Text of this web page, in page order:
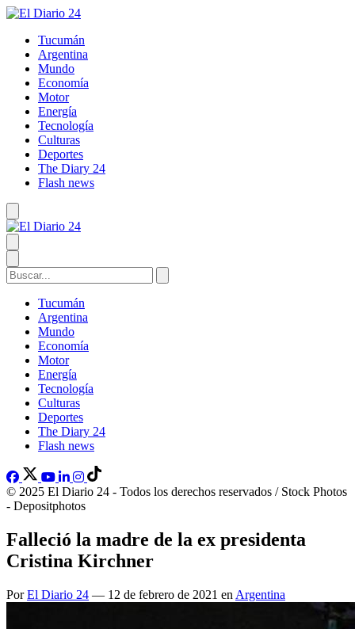
Tucumán
Argentina
Mundo
Economía
Motor
Energía
Tecnología
Culturas
Deportes
The Diary 24
Flash news
Tucumán
Argentina
Mundo
Economía
Motor
Energía
Tecnología
Culturas
Deportes
The Diary 24
Flash news
© 2025 El Diario 24 - Todos los derechos reservados / Stock Photos
- Depositphotos
Falleció la madre de la ex presidenta
Cristina Kirchner
PorEl Diario 24 — 12 de febrero de 2021 en Argentina